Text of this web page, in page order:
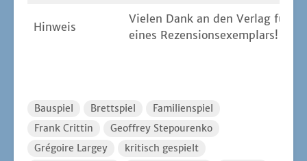
Hin­weis
Vie­len Dank an den Ver­lag für
eines Rezen­si­ons­exem­plars!
Bauspiel Brettspiel
Familienspiel
Frank Crittin
Geoffrey Stepourenko
Grégoire Largey
kritisch gespielt